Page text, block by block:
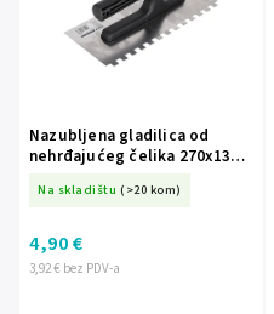
Nazubljena gladilica od
nehrđajućeg čelika 270x130
Na skladištu (>20 kom)
3,92 € bez PDV-a
4,90 €